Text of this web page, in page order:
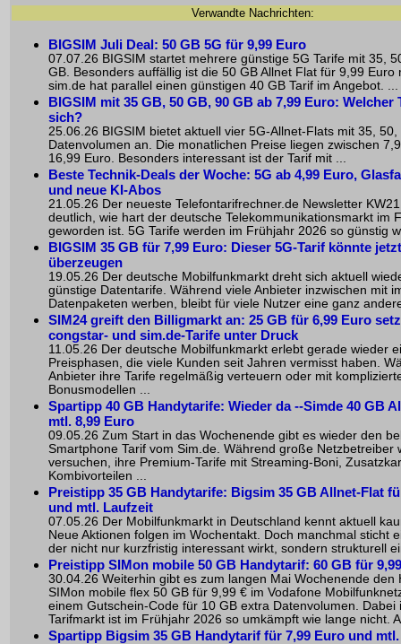
Verwandte Nachrichten:
BIGSIM Juli Deal: 50 GB 5G für 9,99 Euro
07.07.26 BIGSIM startet mehrere günstige 5G Tarife mit 35,
GB. Besonders auffällig ist die 50 GB Allnet Flat für 9,99 Euro
sim.de hat parallel einen günstigen 40 GB Tarif im Angebot. ...
BIGSIM mit 35 GB, 50 GB, 90 GB ab 7,99 Euro: Welcher
sich?
25.06.26 BIGSIM bietet aktuell vier 5G-Allnet-Flats mit 35,
Datenvolumen an. Die monatlichen Preise liegen zwischen
16,99 Euro. Besonders interessant ist der Tarif mit ...
Beste Technik-Deals der Woche: 5G ab 4,99 Euro,
und neue KI-Abos
21.05.26 Der neueste Telefontarifrechner.de Newsletter
deutlich, wie hart der deutsche Telekommunikationsmarkt im
geworden ist. 5G Tarife werden im Frühjahr 2026 so günstig
BIGSIM 35 GB für 7,99 Euro: Dieser 5G-Tarif könnte
überzeugen
19.05.26 Der deutsche Mobilfunkmarkt dreht sich aktuell
günstige Datentarife. Während viele Anbieter inzwischen mit
Datenpaketen werben, bleibt für viele Nutzer eine ganz
SIM24 greift den Billigmarkt an: 25 GB für 6,99 Euro
congstar- und sim.de-Tarife unter Druck
11.05.26 Der deutsche Mobilfunkmarkt erlebt gerade wieder
Preisphasen, die viele Kunden seit Jahren vermisst haben.
Anbieter ihre Tarife regelmäßig verteuern oder mit
Bonusmodellen ...
Spartipp 40 GB Handytarife: Wieder da --Simde 40 GB
mtl. 8,99 Euro
09.05.26 Zum Start in das Wochenende gibt es wieder den
Smartphone Tarif vom Sim.de. Während große Netzbetreiber
versuchen, ihre Premium-Tarife mit Streaming-Boni,
Kombivorteilen ...
Preistipp 35 GB Handytarife: Bigsim 35 GB Allnet-Flat
und mtl. Laufzeit
07.05.26 Der Mobilfunkmarkt in Deutschland kennt aktuell
Neue Aktionen folgen im Wochentakt. Doch manchmal sticht
der nicht nur kurzfristig interessant wirkt, sondern strukturell
Preistipp SIMon mobile 50 GB Handytarif: 60 GB für
30.04.26 Weiterhin gibt es zum langen Mai Wochenende den
SIMon mobile flex 50 GB für 9,99 € im Vodafone
einem Gutschein-Code für 10 GB extra Datenvolumen. Dabei
Tarifmarkt ist im Frühjahr 2026 so umkämpft wie lange nicht.
Spartipp Bigsim 35 GB Handytarif für 7,99 Euro und